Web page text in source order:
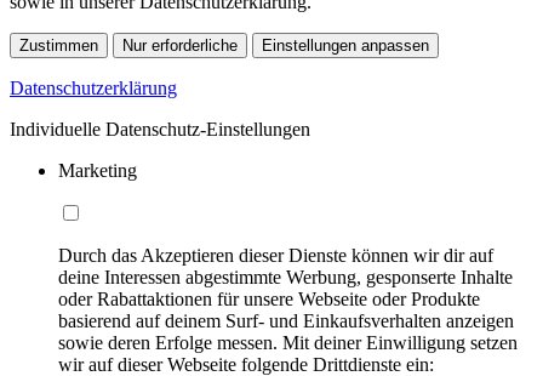
Zustimmen Nur erforderliche Einstellungen anpassen
Datenschutzerklärung
Individuelle Datenschutz-Einstellungen
Marketing
Durch das Akzeptieren dieser Dienste können wir dir auf
deine Interessen abgestimmte Werbung, gesponserte Inhalte
oder Rabattaktionen für unsere Webseite oder Produkte
basierend auf deinem Surf- und Einkaufsverhalten anzeigen
sowie deren Erfolge messen. Mit deiner Einwilligung setzen
wir auf dieser Webseite folgende Drittdienste ein: